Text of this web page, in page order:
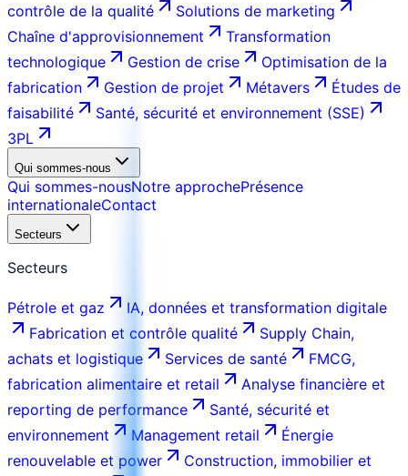
contrôle de la qualité
Solutions de marketing
Chaîne d'approvisionnement
Transformation
technologique
Gestion de crise
Optimisation de la
fabrication
Gestion de projet Métavers
Études de
faisabilité
Santé, sécurité et environnement (SSE)
3PL
Qui sommes-nous
Qui sommes-nousNotre approchePrésence
internationaleContact
Secteurs
Secteurs
Pétrole et gaz
IA, données et transformation digitale
Fabrication et contrôle qualité
Supply Chain,
achats et logistique
Services de santé
FMCG,
fabrication alimentaire et retail
Analyse financière et
reporting de performance
Santé, sécurité et
environnement
Management retail
Énergie
renouvelable et power
Construction, immobilier et